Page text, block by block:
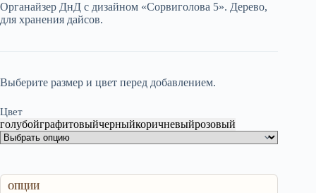
3
000,00 ₽.
000,00 ₽.
Органайзер ДнД с дизайном «Сорвиголова 5». Дерево,
для хранения дайсов.
Выберите размер и цвет перед добавлением.
Цвет
голубойграфитовыйчерныйкоричневыйрозовый
ОПЦИИ